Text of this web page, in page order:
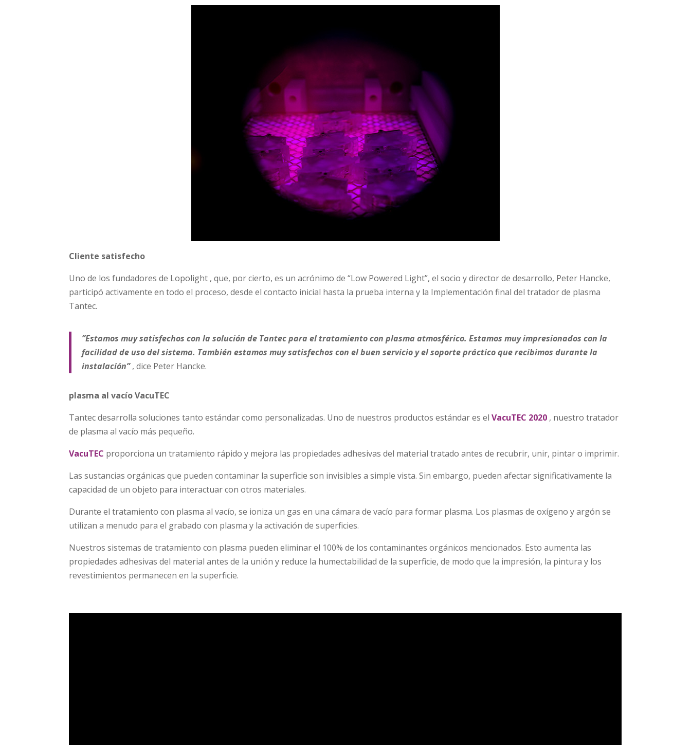
Cliente satisfecho
Uno de los fundadores de Lopolight , que, por cierto, es un acrónimo de “Low Powered Light”, el socio y director de desarrollo, Peter Hancke,
participó activamente en todo el proceso, desde el contacto inicial hasta la prueba interna y la Implementación final del tratador de plasma
Tantec.
”Estamos muy satisfechos con la solución de Tantec para el tratamiento con plasma atmosférico. Estamos muy impresionados con la
facilidad de uso del sistema. También estamos muy satisfechos con el buen servicio y el soporte práctico que recibimos durante la
instalación”, dice Peter Hancke.
plasma al vacío VacuTEC
Tantec desarrolla soluciones tanto estándar como personalizadas. Uno de nuestros productos estándar es elVacuTEC 2020 , nuestro tratador
de plasma al vacío más pequeño.
VacuTEC proporciona un tratamiento rápido y mejora las propiedades adhesivas del material tratado antes de recubrir, unir, pintar o imprimir.
Las sustancias orgánicas que pueden contaminar la superficie son invisibles a simple vista. Sin embargo, pueden afectar significativamente la
capacidad de un objeto para interactuar con otros materiales.
Durante el tratamiento con plasma al vacío, se ioniza un gas en una cámara de vacío para formar plasma. Los plasmas de oxígeno y argón se
utilizan a menudo para el grabado con plasma y la activación de superficies.
Nuestros sistemas de tratamiento con plasma pueden eliminar el 100% de los contaminantes orgánicos mencionados. Esto aumenta las
propiedades adhesivas del material antes de la unión y reduce la humectabilidad de la superficie, de modo que la impresión, la pintura y los
revestimientos permanecen en la superficie.